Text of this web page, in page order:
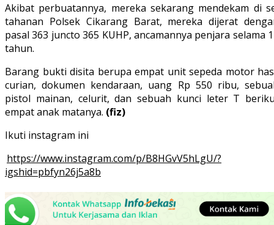
Akibat perbuatannya, mereka sekarang mendekam di
tahanan Polsek Cikarang Barat, mereka dijerat
pasal 363 juncto 365 KUHP, ancamannya penjara selama
tahun.
Barang bukti disita berupa empat unit sepeda motor
curian, dokumen kendaraan, uang Rp 550 ribu,
pistol mainan, celurit, dan sebuah kunci leter T
empat anak matanya. (fiz)
Ikuti instagram ini
https://www.instagram.com/p/B8HGvV5hLgU/?
igshid=pbfyn26j5a8b